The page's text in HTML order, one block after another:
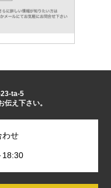
ta-5
伝え下さい。
わせ
18:30